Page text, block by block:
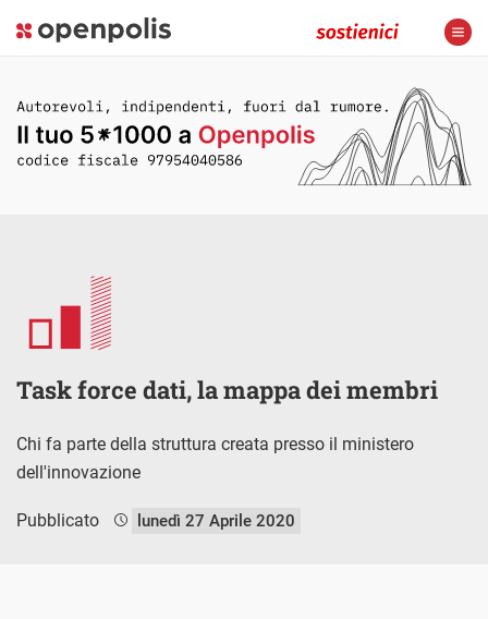
Task force dati, la mappa dei membri
Chi fa parte della struttura creata presso il ministero
dell'innovazione
Pubblicato lunedì 27 Aprile 2020